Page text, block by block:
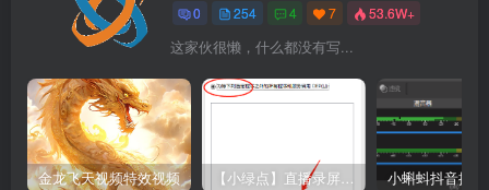
0 254 4 7 53.6W+
这家伙很懒，什么都没有写...
金龙飞天视频特效视频 【小绿点】直播录屏软件 支持抖音快手直播屏幕高清录制